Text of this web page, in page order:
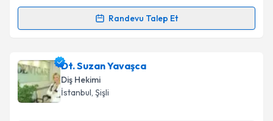
Kişisel verilerimin işlenmesine ilişkin
Metni'ni okudum ve kişisel verilerimin belirtilen
Takvim Talebini Gönder
Randevu Talep Et
Randevu Takvimi Talebi
Dt. Hande Pehlivaniçin randevu takvimi talebi
oluşturun. Size bu uzmandan randevu almanız için bir
takvim hazırlandığında e-posta ile bilgilendireceğiz.
Dt. Suzan Yavaşca
Diş Hekimi
İstanbul, Şişli